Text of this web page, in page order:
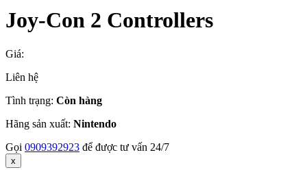
Joy-Con 2 Controllers
Giá:
Liên hệ
Tình trạng: Còn hàng
Hãng sản xuất: Nintendo
Gọi 0909392923 để được tư vấn 24/7
x